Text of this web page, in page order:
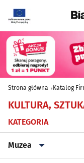
Strona główna Katalog
KULTURA,
KATEGORIA
Muzea